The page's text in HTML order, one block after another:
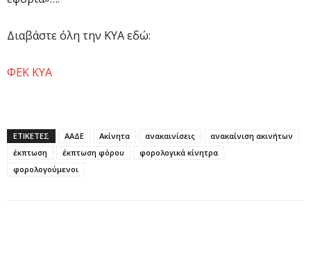
Διαβάστε όλη την ΚΥΑ εδώ:
ΦΕΚ ΚΥΑ
ΕΤΙΚΕΤΕΣ ΑΑΔΕ Ακίνητα ανακαινίσεις
ανακαίνιση ακινήτων
έκπτωση
έκπτωση φόρου
φορολογικά κίνητρα
φορολογούμενοι